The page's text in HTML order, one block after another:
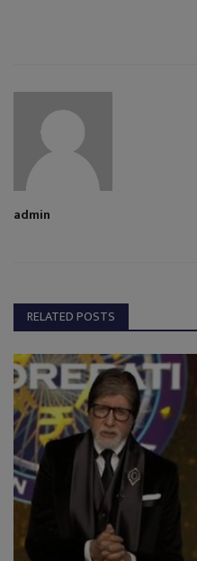
admin
RELATED POSTS